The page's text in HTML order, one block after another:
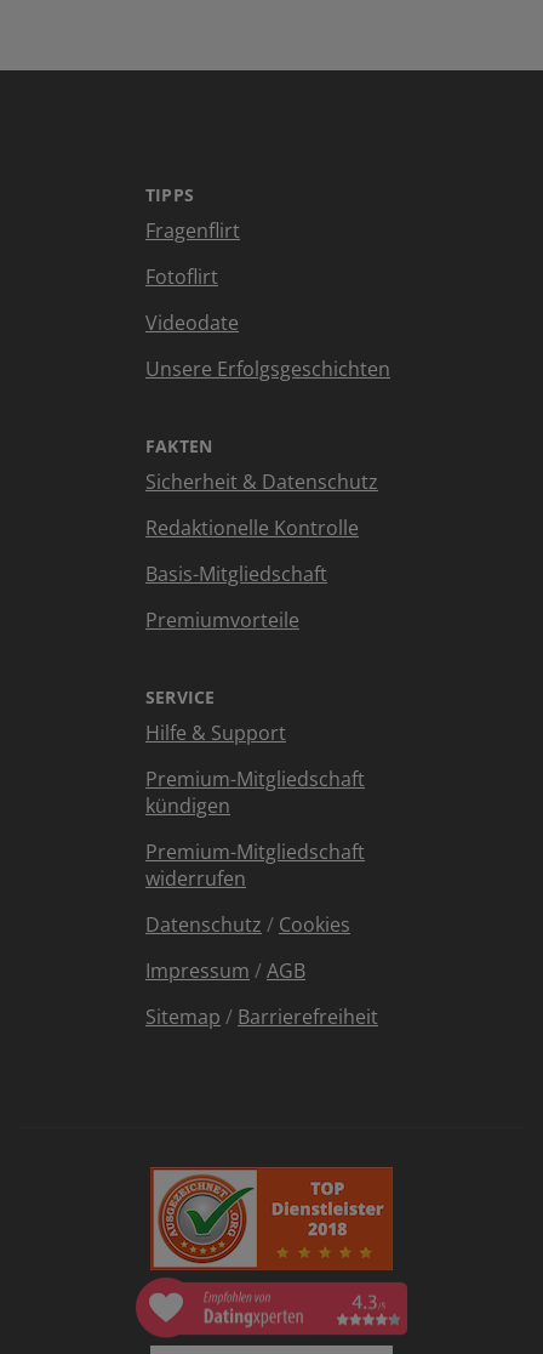
TIPPS
Fragenflirt
Fotoflirt
Videodate
Unsere Erfolgsgeschichten
FAKTEN
Sicherheit & Datenschutz
Redaktionelle Kontrolle
Basis-Mitgliedschaft
Premiumvorteile
SERVICE
Hilfe & Support
Premium-Mitgliedschaft
kündigen
Premium-Mitgliedschaft
widerrufen
Datenschutz / Cookies
Impressum /AGB
Sitemap / Barrierefreiheit